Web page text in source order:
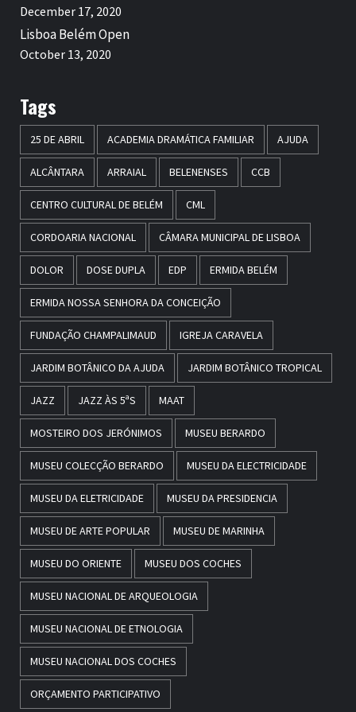
December 17, 2020
Lisboa Belém Open
October 13, 2020
Tags
25 DE ABRIL ACADEMIA DRAMÁTICA FAMILIAR AJUDA
ALCÂNTARA ARRAIAL BELENENSES CCB
CENTRO CULTURAL DE BELÉM CML
CORDOARIA NACIONAL CÂMARA MUNICIPAL DE LISBOA
DOLOR DOSE DUPLA EDP ERMIDA BELÉM
ERMIDA NOSSA SENHORA DA CONCEIÇÃO
FUNDAÇÃO CHAMPALIMAUD IGREJA CARAVELA
JARDIM BOTÂNICO DA AJUDA JARDIM BOTÂNICO TROPICAL
JAZZ JAZZ ÀS 5ªS MAAT
MOSTEIRO DOS JERÓNIMOS MUSEU BERARDO
MUSEU COLECÇÃO BERARDO MUSEU DA ELECTRICIDADE
MUSEU DA ELETRICIDADE MUSEU DA PRESIDENCIA
MUSEU DE ARTE POPULAR MUSEU DE MARINHA
MUSEU DO ORIENTE MUSEU DOS COCHES
MUSEU NACIONAL DE ARQUEOLOGIA
MUSEU NACIONAL DE ETNOLOGIA
MUSEU NACIONAL DOS COCHES
ORÇAMENTO PARTICIPATIVO